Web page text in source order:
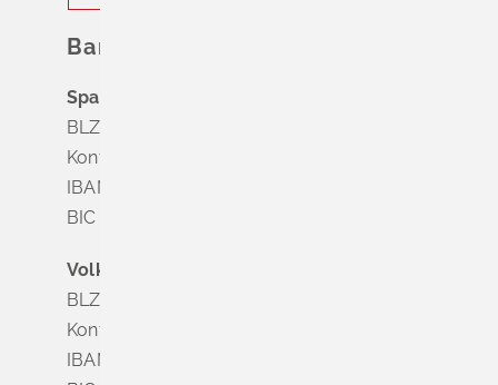
Bankverbindung
Sparkasse Markgräflerland Müllheim
BLZ 683 518 65
Konto Nr. 8 028 524
IBAN DE63 6835 1865 0008 0285 24
BIC SOLADES1MGL
Volksbank Dreiländereck
BLZ 683 900 00
Konto Nr. 3 500 004
IBAN DE56 6839 0000 0003 5000 04